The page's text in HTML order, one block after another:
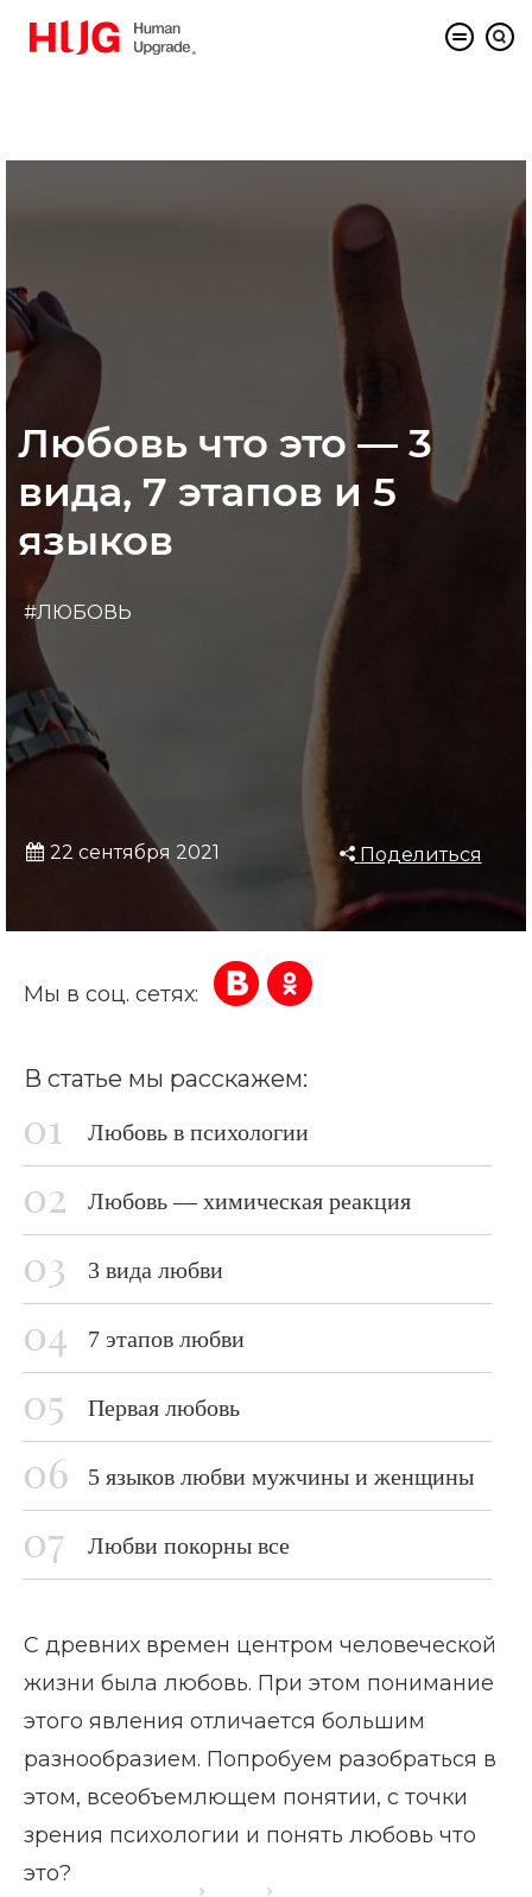
Любовь что это — 3
вида, 7 этапов и 5
языков
#ЛЮБОВЬ
22 сентября 2021 Поделиться
Мы в соц. сетях:
В статье мы расскажем:
Любовь в психологии
Любовь — химическая реакция
3 вида любви
7 этапов любви
Первая любовь
5 языков любви мужчины и женщины
Любви покорны все
С древних времен центром человеческой
жизни была любовь. При этом понимание
этого явления отличается большим
разнообразием. Попробуем разобраться в
этом, всеобъемлющем понятии, с точки
зрения психологии и понять любовь что
это?